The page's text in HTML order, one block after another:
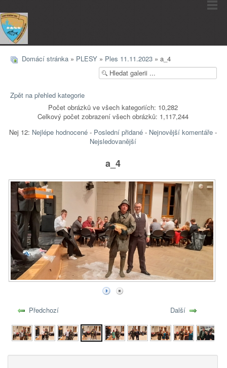
Domácí stránka » PLESY » Ples 11.11.2023 » a_4
Zpět na přehled kategorie
Počet obrázků ve všech kategoriích: 10,282
Celkový počet zobrazení všech obrázků: 1,117,244
Nej 12: Nejlépe hodnocené- Poslední přidané- Nejnovější komentáře-
Nejsledovanější
a_4
Předchozí Další